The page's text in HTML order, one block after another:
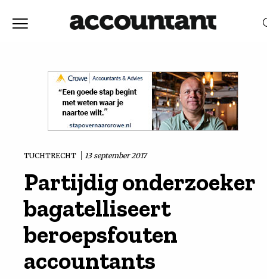
Vaktechniek
Achtergrond
TUCHTRECHT 13 september 2017
Partijdig onderzoeker
bagatelliseert
beroepsfouten
accountants
RELEVANTIEDATUM